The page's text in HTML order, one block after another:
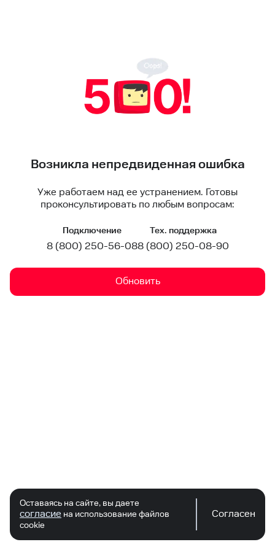
Возникла непредвиденная ошибка
Уже работаем над ее устранением. Готовы
проконсультировать по любым вопросам:
Подключение
8 (800) 250-56-08
Тех. поддержка
8 (800) 250-08-90
Обновить
Оставаясь на сайте, вы даете
согласие на использование файлов
cookie
Согласен